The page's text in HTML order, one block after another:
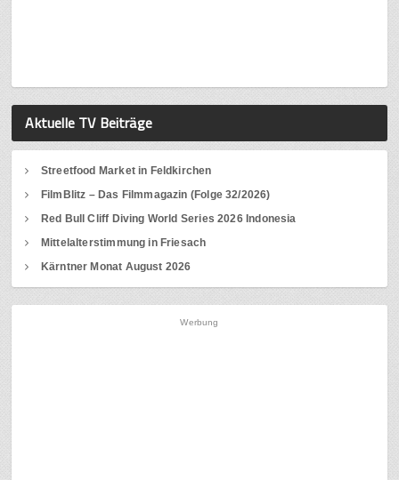
Aktuelle TV Beiträge
Streetfood Market in Feldkirchen
FilmBlitz – Das Filmmagazin (Folge 32/2026)
Red Bull Cliff Diving World Series 2026 Indonesia
Mittelalterstimmung in Friesach
Kärntner Monat August 2026
Werbung